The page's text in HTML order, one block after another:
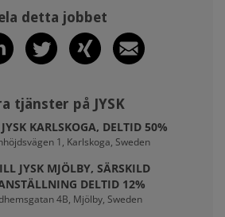
detta jobbet
tjänster på JYSK
KARLSKOGA, DELTID 50%
1, Karlskoga, Sweden
JYSK MJÖLBY, SÄRSKILD
DELTID 12%
4B, Mjölby, Sweden